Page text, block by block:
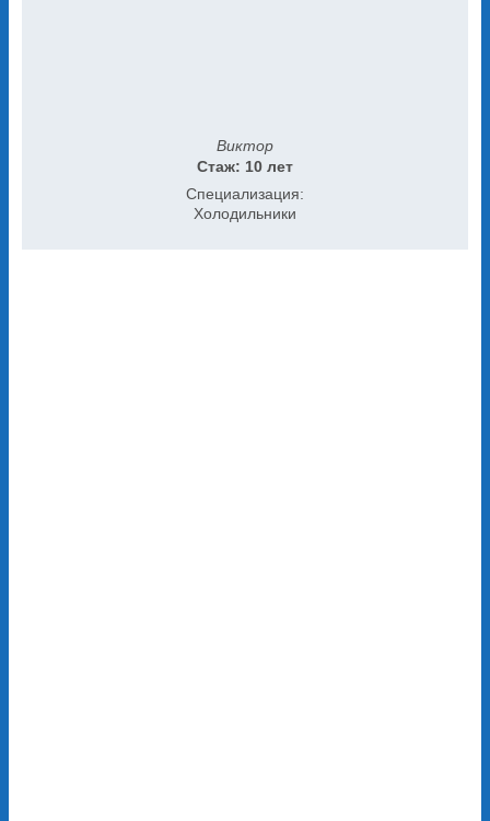
Виктор
Стаж: 10 лет
Специализация:
Холодильники